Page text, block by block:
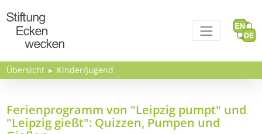
Übersicht Kinder/Jugend
Ferienprogramm von "Leipzig pumpt" und
"Leipzig gießt": Quizzen, Pumpen und